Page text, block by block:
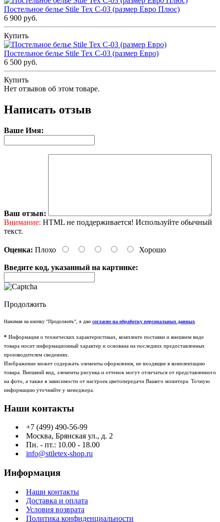
Постельное белье Stile Tex C-03 (размер Евро Плюс)
6 900 руб.
Купить
Постельное белье Stile Tex C-03 (размер Евро)
6 500 руб.
Купить
Нет отзывов об этом товаре.
Написать отзыв
Ваше Имя:
Ваш отзыв:
Внимание: HTML не поддерживается! Используйте обычный
текст.
Оценка: Плохо Хорошо
Введите код, указанный на картинке:
Продолжить
Нажимая на кнопку "Продолжить", я даю согласие на обработку персональных данных
* Информация о технических характеристиках, комплекте поставки и внешнем виде
товара носит информационный характер и основана на последних предоставленных
производителем сведениях.
Изображение может содержать элементы оформления, не входящие в комплектацию
товара. Внешний вид, элементы рисунка и оттенок могут отличаться от представленного
на фото, а также в зависимости от настроек цветопередачи Вашего монитора. Точную
информацию уточняйте у менеджера.
Наши контакты
+7 (499) 490-56-99
Москва, Брянская ул., д. 2
Пн. - пт.: 10.00 - 18.00
info@stiletex-shop.ru
Информация
Наши контакты
Доставка и оплата
Условия возврата
Политика конфиденциальности